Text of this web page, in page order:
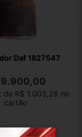
Daf 1827547
de R$ 1.003,28 no
cartão